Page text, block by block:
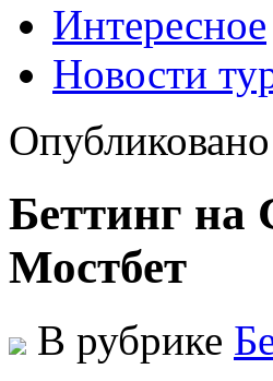
Интересное
Новости
Беттинг на
Мостбет
В рубрике